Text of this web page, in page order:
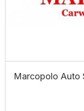
Marcopolo Auto